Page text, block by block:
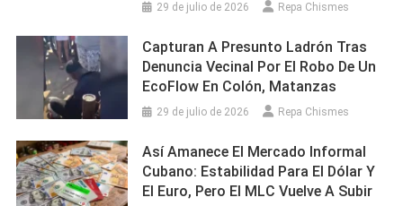
29 de julio de 2026 Repa Chismes
Capturan A Presunto Ladrón Tras
Denuncia Vecinal Por El Robo De Un
EcoFlow En Colón, Matanzas
29 de julio de 2026 Repa Chismes
Así Amanece El Mercado Informal
Cubano: Estabilidad Para El Dólar Y
El Euro, Pero El MLC Vuelve A Subir